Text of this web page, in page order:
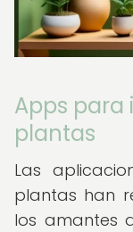
Apps
plantas
Las
plantas han
los amantes